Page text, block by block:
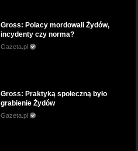
Gross: Polacy mordowali Żydów,
incydenty czy norma?
Gazeta.pl
Gross: Praktyką społeczną było
grabienie Żydów
Gazeta.pl